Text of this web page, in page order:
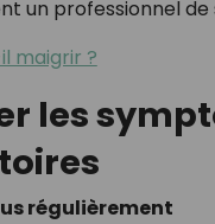
un professionnel de
maigrir ?
les
régulièrement